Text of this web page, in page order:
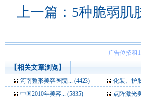
上一篇： 5种脆弱肌
广告位招租
【相关文章浏览】
河南整形美容医院|... (4423) 化装、护
中国2010年美容... (5835)
点阵激光